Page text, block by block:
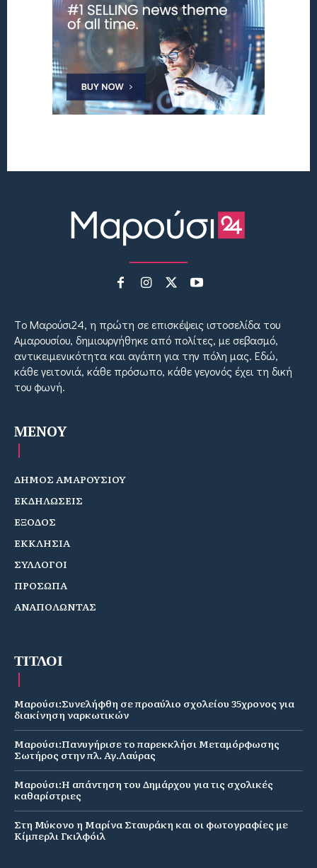
Tο Μαρούσι24, η πρώτη σε επισκέψεις ιστοσελίδα του
Αμαρουσίου, δημιουργήθηκε από πολίτες, με σεβασμό,
αντικειμενικότητα και αγάπη για την πόλη μας. Εδώ,
κάθε γειτονιά, κάθε πρόσωπο, κάθε γεγονός έχει τη δική
του φωνή.
MENOY
ΔΗΜΟΣ ΑΜΑΡΟΥΣΙΟΥ
ΕΚΔΗΛΩΣΕΙΣ
ΕΞΟΔΟΣ
ΕΚΚΛΗΣΙΑ
ΣΥΛΛΟΓΟΙ
ΠΡΟΣΩΠΑ
ΑΝΑΠΟΛΩΝΤΑΣ
ΤΙΤΛΟΙ
Μαρούσι:Συνελήφθη σε προαύλιο σχολείου 35χρονος για
διακίνηση ναρκωτικών
Μαρούσι:Πανυγήρισε το παρεκκλήσι Μεταμόρφωσης
Σωτήρος στην πλ. Αγ.Λαύρας
Μαρούσι:Η απάντηση του Δημάρχου για τις σχολικές
καθαρίστριες
Στη Μύκονο η Μαρίνα Σταυράκη και οι φωτογραφίες με
Κίμπερλι Γκιλφόιλ